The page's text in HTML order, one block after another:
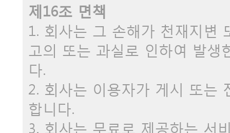
제16조 면책
1. 회사는 그 손해가 천재지변
고의 또는 과실로 인하여 발
다.
2. 회사는 이용자가 게시 또는
합니다.
3. 회사는 무료로 제공하는 서